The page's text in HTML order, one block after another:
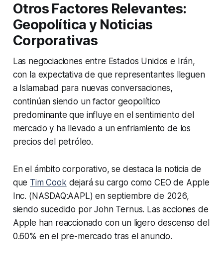
Otros Factores Relevantes:
Geopolítica y Noticias
Corporativas
Las negociaciones entre Estados Unidos e Irán,
con la expectativa de que representantes lleguen
a Islamabad para nuevas conversaciones,
continúan siendo un factor geopolítico
predominante que influye en el sentimiento del
mercado y ha llevado a un enfriamiento de los
precios del petróleo.
En el ámbito corporativo, se destaca la noticia de
que Tim Cook dejará su cargo como CEO de Apple
Inc. (NASDAQ:AAPL) en septiembre de 2026,
siendo sucedido por John Ternus. Las acciones de
Apple han reaccionado con un ligero descenso del
0.60% en el pre-mercado tras el anuncio.